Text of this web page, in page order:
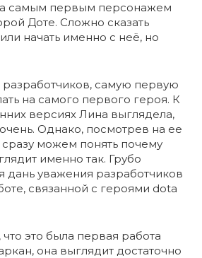
самым первым персонажем
Доте. Сложно сказать
начать именно с неё, но
разработчиков, самую первую
на самого первого героя. К
версиях Лина выглядела,
Однако, посмотрев на ее
можем понять почему
именно так. Грубо
дань уважения разработчиков
связанной с героями dota
это была первая работа
она выглядит достаточно